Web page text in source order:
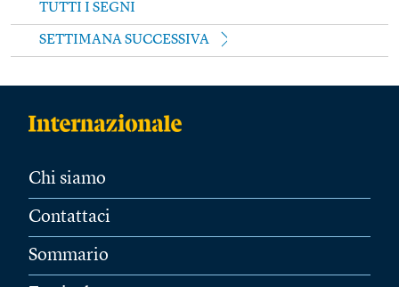
TUTTI I SEGNI
SETTIMANA SUCCESSIVA
Chi siamo
Contattaci
Sommario